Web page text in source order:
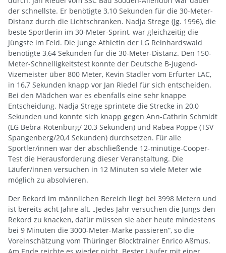
der schnellste. Er benötigte 3,10 Sekunden für die 30-Meter-
Distanz durch die Lichtschranken. Nadja Strege (Jg. 1996), die
beste Sportlerin im 30-Meter-Sprint, war gleichzeitig die
Jüngste im Feld. Die junge Athletin der LG Reinhardswald
benötigte 3,64 Sekunden für die 30-Meter-Distanz. Den 150-
Meter-Schnelligkeitstest konnte der Deutsche B-Jugend-
Vizemeister über 800 Meter, Kevin Stadler vom Erfurter LAC,
in 16,7 Sekunden knapp vor Jan Riedel für sich entscheiden.
Bei den Mädchen war es ebenfalls eine sehr knappe
Entscheidung. Nadja Strege sprintete die Strecke in 20,0
Sekunden und konnte sich knapp gegen Ann-Cathrin Schmidt
(LG Bebra-Rotenburg/ 20,3 Sekunden) und Rabea Pöppe (TSV
Spangenberg/20,4 Sekunden) durchsetzen. Für alle
Sportler/innen war der abschließende 12-minütige-Cooper-
Test die Herausforderung dieser Veranstaltung. Die
Läufer/innen versuchen in 12 Minuten so viele Meter wie
möglich zu absolvieren.
Der Rekord im männlichen Bereich liegt bei 3998 Metern und
ist bereits acht Jahre alt. „Jedes Jahr versuchen die Jungs den
Rekord zu knacken, dafür müssen sie aber heute mindestens
bei 9 Minuten die 3000-Meter-Marke passieren“, so die
Voreinschätzung vom Thüringer Blocktrainer Enrico Aßmus.